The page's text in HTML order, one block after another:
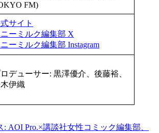
FM)
サイト
ーミルク編集部 X
ーミルク編集部 Instagram
デューサー: 黒澤優介、後藤裕、
伊織
: AOI Pro.×講談社女性コミック編集部、